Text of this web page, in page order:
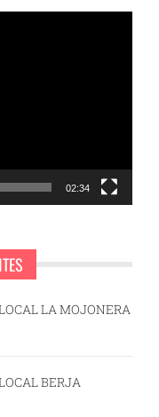
02:34
LA MOJONERA
BERJA